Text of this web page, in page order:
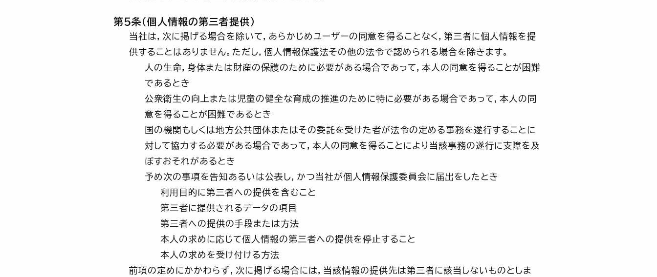
第5条（個人情報の第三者提供）
当社は，次に掲げる場合を除いて，あらかじめユーザーの同意を得ることなく，第三者に個人情報を提
供することはありません。ただし，個人情報保護法その他の法令で認められる場合を除きます。
人の生命，身体または財産の保護のために必要がある場合であって，本人の同意を得ることが困難
であるとき
公衆衛生の向上または児童の健全な育成の推進のために特に必要がある場合であって，本人の同
意を得ることが困難であるとき
国の機関もしくは地方公共団体またはその委託を受けた者が法令の定める事務を遂行することに
対して協力する必要がある場合であって，本人の同意を得ることにより当該事務の遂行に支障を及
ぼすおそれがあるとき
予め次の事項を告知あるいは公表し，かつ当社が個人情報保護委員会に届出をしたとき
利用目的に第三者への提供を含むこと
第三者に提供されるデータの項目
第三者への提供の手段または方法
本人の求めに応じて個人情報の第三者への提供を停止すること
本人の求めを受け付ける方法
前項の定めにかかわらず，次に掲げる場合には，当該情報の提供先は第三者に該当しないものとしま